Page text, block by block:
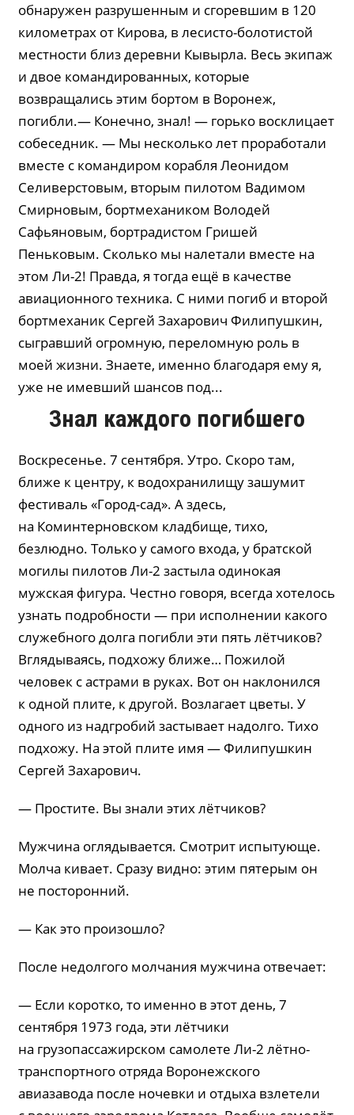
обнаружен разрушенным и сгоревшим в 120
километрах от Кирова, в лесисто-болотистой
местности близ деревни Кывырла. Весь экипаж
и двое командированных, которые
возвращались этим бортом в Воронеж,
погибли.— Конечно, знал! — горько восклицает
собеседник. — Мы несколько лет проработали
вместе с командиром корабля Леонидом
Селиверстовым, вторым пилотом Вадимом
Смирновым, бортмехаником Володей
Сафьяновым, бортрадистом Гришей
Пеньковым. Сколько мы налетали вместе на
этом Ли-2! Правда, я тогда ещё в качестве
авиационного техника. С ними погиб и второй
бортмеханик Сергей Захарович Филипушкин,
сыгравший огромную, переломную роль в
моей жизни. Знаете, именно благодаря ему я,
уже не имевший шансов под...
Знал каждого погибшего
Воскресенье. 7 сентября. Утро. Скоро там,
ближе к центру, к водохранилищу зашумит
фестиваль «Город-сад». А здесь,
на Коминтерновском кладбище, тихо,
безлюдно. Только у самого входа, у братской
могилы пилотов Ли-2 застыла одинокая
мужская фигура. Честно говоря, всегда хотелось
узнать подробности — при исполнении какого
служебного долга погибли эти пять лётчиков?
Вглядываясь, подхожу ближе… Пожилой
человек с астрами в руках. Вот он наклонился
к одной плите, к другой. Возлагает цветы. У
одного из надгробий застывает надолго. Тихо
подхожу. На этой плите имя — Филипушкин
Сергей Захарович.
— Простите. Вы знали этих лётчиков?
Мужчина оглядывается. Смотрит испытующе.
Молча кивает. Сразу видно: этим пятерым он
не посторонний.
— Как это произошло?
После недолгого молчания мужчина отвечает:
— Если коротко, то именно в этот день, 7
сентября 1973 года, эти лётчики
на грузопассажирском самолете Ли-2 лётно-
транспортного отряда Воронежского
авиазавода после ночевки и отдыха взлетели